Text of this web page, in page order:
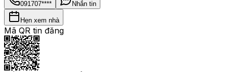
091707**** Nhắn tin
Hẹn xem nhà
Mã QR tin đăng